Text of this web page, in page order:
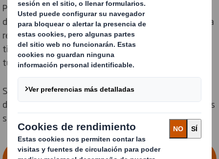
Piensa en la reputación de tu marca. Los vídeos virales
de unboxing. Tu huella ecológica. Eso por no hablar de la
rentabilidad, la eficiencia del almacén o las ventas en
tienda. Y, por supuesto, su propósito original: proteger
tus productos.
Si lo enfocas bien, puede hacerte ahorrar, situarte por
delante la competencia y lograr que tu negocio sea más
sostenible. ¿Pero por dónde empezar?
MIRA CÓMO RESOLVEMOS JUNTOS LOS